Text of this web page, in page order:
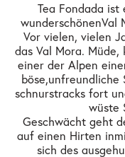
Tea Fondada ist
wunderschönen
Vor vielen, vielen
das Val Mora.
einer der Alpen
böse,
schnurstracks fort
wüste
Geschwächt geht
auf einen Hirten
sich des